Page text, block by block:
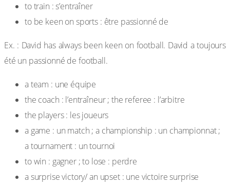
to train : s’entraîner
to be keen on sports : être passionné de
Ex. : David has always been keen on football. David a toujours
été un passionné de football.
a team : une équipe
the coach : l’entraîneur ; the referee : l’arbitre
the players : les joueurs
a game : un match ; a championship : un championnat ;
a tournament : un tournoi
to win : gagner ; to lose : perdre
a surprise victory/ an upset : une victoire surprise